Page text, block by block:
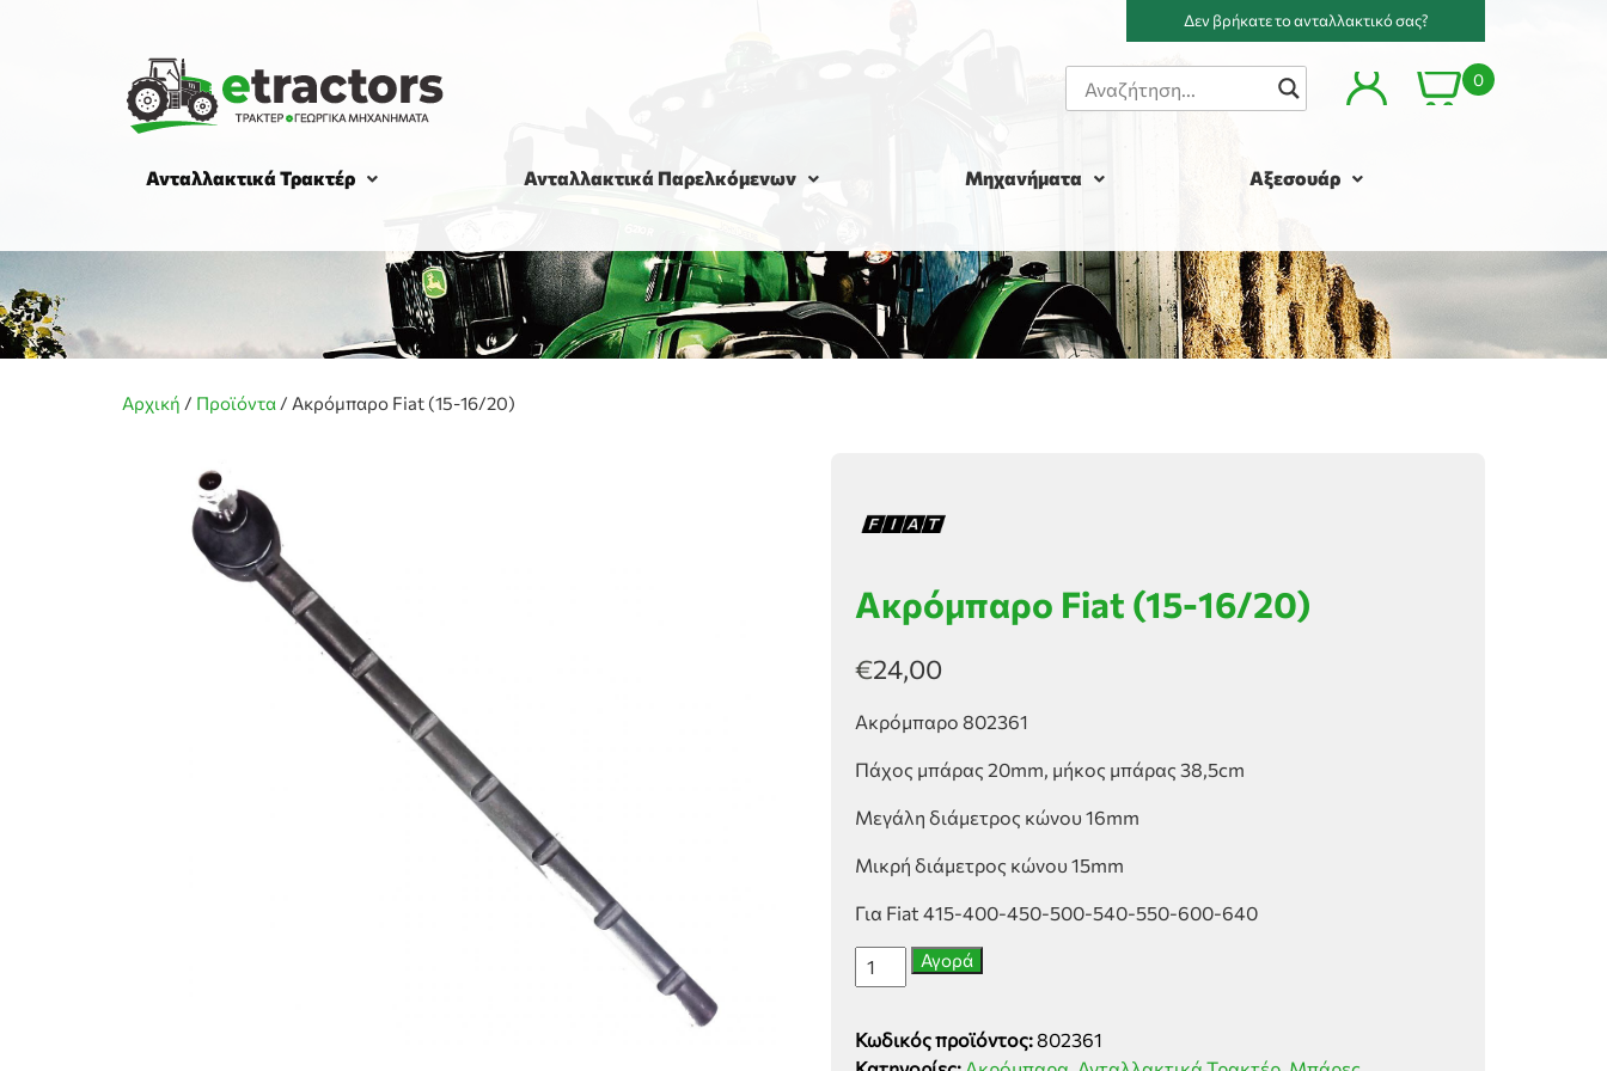
Δεν βρήκατε το ανταλλακτικό σας?
0
Ανταλλακτικά Τρακτέρ Ανταλλακτικά Παρελκόμενων Μηχανήματα Αξεσουάρ
Αρχική / Προϊόντα / Ακρόμπαρο Fiat (15-16/20)
Ακρόμπαρο Fiat (15-16/20)
€24,00
Ακρόμπαρο 802361
Πάχος μπάρας 20mm, μήκος μπάρας 38,5cm
Μεγάλη διάμετρος κώνου 16mm
Μικρή διάμετρος κώνου 15mm
Για Fiat 415-400-450-500-540-550-600-640
Ακρόμπαρο
Fiat
16/20)
Αγορά
Κωδικός προϊόντος:802361